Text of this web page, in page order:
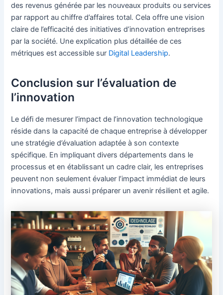
des revenus générée par les nouveaux produits ou services
par rapport au chiffre d’affaires total. Cela offre une vision
claire de l’efficacité des initiatives d’innovation entreprises
par la société. Une explication plus détaillée de ces
métriques est accessible sur Digital Leadership.
Conclusion sur l’évaluation de
l’innovation
Le défi de mesurer l’impact de l’innovation technologique
réside dans la capacité de chaque entreprise à développer
une stratégie d’évaluation adaptée à son contexte
spécifique. En impliquant divers départements dans le
processus et en établissant un cadre clair, les entreprises
peuvent non seulement évaluer l’impact immédiat de leurs
innovations, mais aussi préparer un avenir résilient et agile.